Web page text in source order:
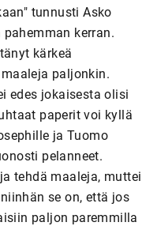
tunnusti Asko
kerran.
kärkeä
paljonkin.
edes jokaisesta olisi
paperit voi kyllä
ja Tuomo
pelanneet.
tehdä maaleja, muttei
se on, että jos
paljon paremmilla